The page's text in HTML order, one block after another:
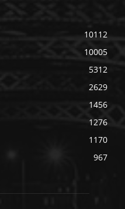
10112
10005
5312
2629
1456
1276
1170
967